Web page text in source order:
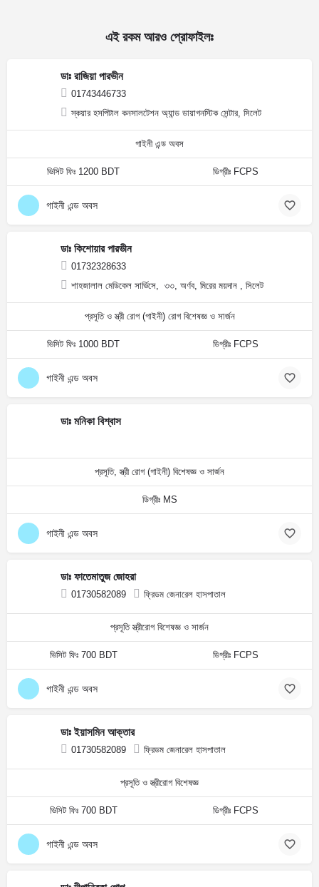
এই রকম আরও প্রোফাইলঃ
ডাঃ রাজিয়া পারভীন
01743446733
স্কয়ার হসপিটাল কনসালটেশন অ্যান্ড ডায়াগনস্টিক সেন্টার, সিলেট
গাইনী এন্ড অবস
ভিসিট ফিঃ 1200 BDT ডিগ্রীঃ FCPS
গাইনী এন্ড অবস
ডাঃ কিশোয়ার পারভীন
01732328633
শাহজালাল মেডিকেল সার্ভিসে, ৩৩, অর্ণব, মিরের ময়দান , সিলেট
প্রসূতি ও স্ত্রী রোগ (গাইনী) রোগ বিশেষজ্ঞ ও সার্জন
ভিসিট ফিঃ 1000 BDT ডিগ্রীঃ FCPS
গাইনী এন্ড অবস
ডাঃ মনিকা বিশ্বাস
প্রসূতি, স্ত্রী রোগ (গাইনী) বিশেষজ্ঞ ও সার্জন
ডিগ্রীঃ MS
গাইনী এন্ড অবস
ডাঃ ফাতেমাতুজ জোহরা
01730582089 ফ্রিডম জেনারেল হাসপাতাল
প্রসূতি স্ত্রীরোগ বিশেষজ্ঞ ও সার্জন
ভিসিট ফিঃ 700 BDT ডিগ্রীঃ FCPS
গাইনী এন্ড অবস
ডাঃ ইয়াসমিন আক্তার
01730582089 ফ্রিডম জেনারেল হাসপাতাল
প্রসূতি ও স্ত্রীরোগ বিশেষজ্ঞ
ভিসিট ফিঃ 700 BDT ডিগ্রীঃ FCPS
গাইনী এন্ড অবস